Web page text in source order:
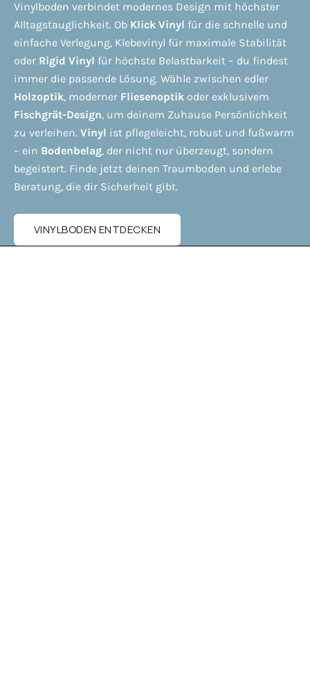
Vinylboden verbindet modernes Design mit höchster
Alltagstauglichkeit. Ob Klick Vinyl für die schnelle und
einfache Verlegung, Klebevinyl für maximale Stabilität
oder Rigid Vinyl für höchste Belastbarkeit – du findest
immer die passende Lösung. Wähle zwischen edler
Holzoptik, moderner Fliesenoptik oder exklusivem
Fischgrät-Design, um deinem Zuhause Persönlichkeit
zu verleihen. Vinyl ist pflegeleicht, robust und fußwarm
– ein Bodenbelag, der nicht nur überzeugt, sondern
begeistert. Finde jetzt deinen Traumboden und erlebe
Beratung, die dir Sicherheit gibt.
VINYLBODEN ENTDECKEN